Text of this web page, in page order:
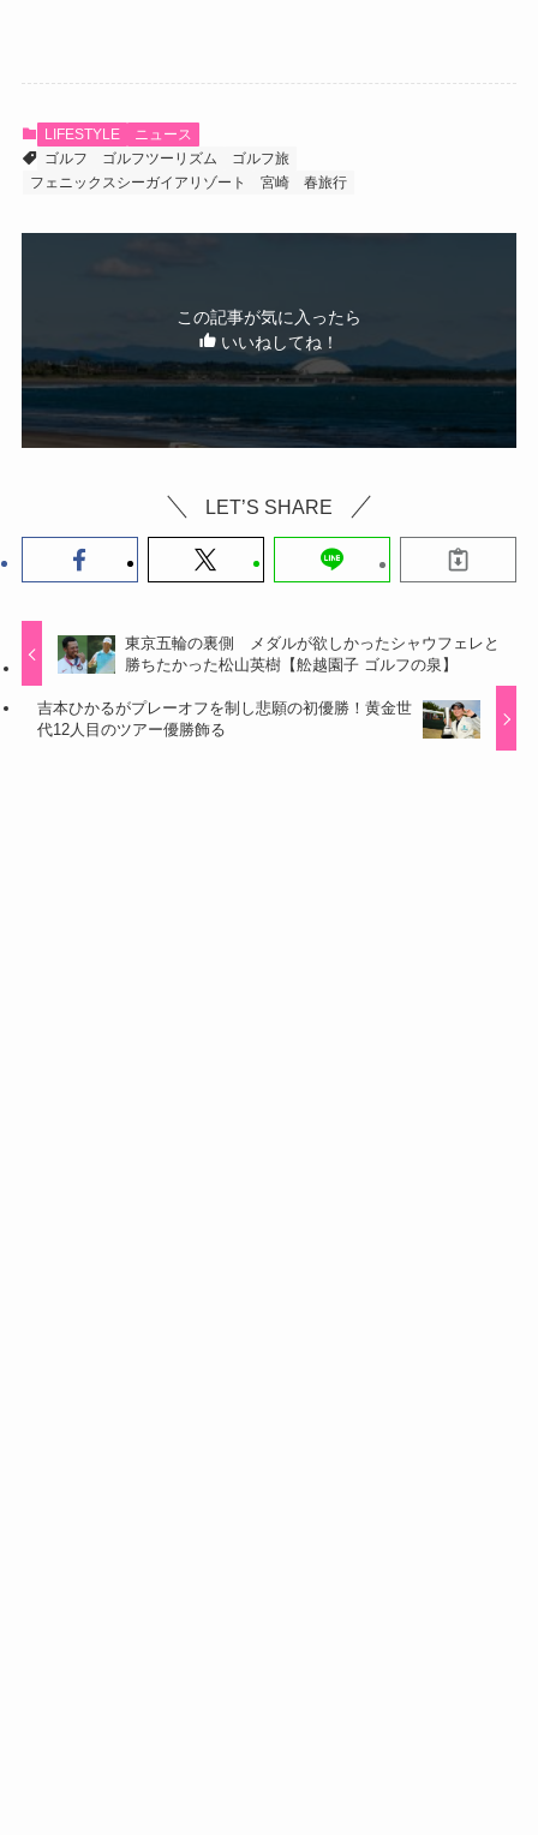
LIFESTYLE
ニュース
ゴルフ
ゴルフツーリズム
ゴルフ旅
フェニックスシーガイアリゾート
宮崎 春旅行
この記事が気に入ったら
いいねしてね！
LET’S SHARE
東京五輪の裏側 メダルが欲しかったシャウフェレと
勝ちたかった松山英樹【舩越園子 ゴルフの泉】
吉本ひかるがプレーオフを制し悲願の初優勝！黄金世
代12人目のツアー優勝飾る